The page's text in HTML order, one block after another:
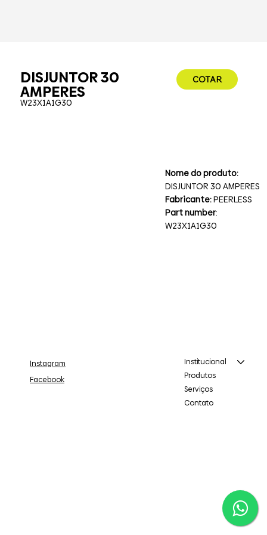
DISJUNTOR 30
AMPERES
W23X1A1G30
COTAR
Nome do produto:
DISJUNTOR 30 AMPERES
Fabricante:PEERLESS
Part number:
W23X1A1G30
Institucional
Produtos
Serviços
Contato
Instagram
Facebook